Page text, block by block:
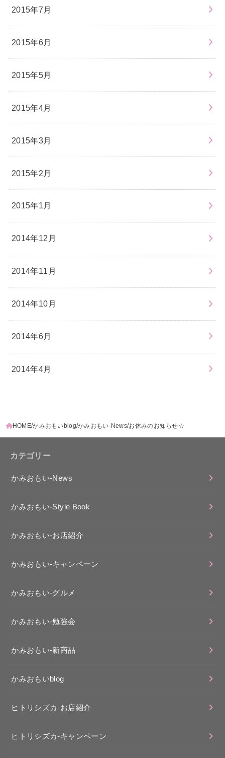
2015年7月
2015年6月
2015年5月
2015年4月
2015年3月
2015年2月
2015年1月
2014年12月
2014年11月
2014年10月
2014年6月
2014年4月
HOME かみおもいblog かみおもい-News お休みのお知らせ☆
カテゴリー
かみおもい-News
かみおもい-Style Book
かみおもい-お店紹介
かみおもい-キャンペーン
かみおもい-グルメ
かみおもい-勉強会
かみおもい-新商品
かみおもいblog
ヒトリシズカ-お店紹介
ヒトリシズカ-キャンペーン